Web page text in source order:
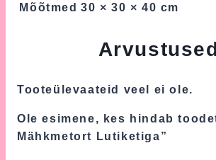
Mõõtmed 30 × 30 × 40 cm
Tooteülevaateid veel ei ole.
Ole esimene, kes hindab
Mähkmetort Lutiketiga”